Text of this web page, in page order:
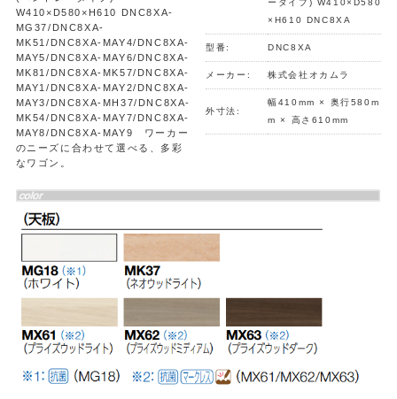
W410×D580×H610 DNC8XA-
MG37/DNC8XA-
MK51/DNC8XA-MAY4/DNC8XA-
MAY5/DNC8XA-MAY6/DNC8XA-
MK81/DNC8XA-MK57/DNC8XA-
MAY1/DNC8XA-MAY2/DNC8XA-
MAY3/DNC8XA-MH37/DNC8XA-
MK54/DNC8XA-MAY7/DNC8XA-
MAY8/DNC8XA-MAY9 ワーカー
のニーズに合わせて選べる、多彩
なワゴン。
×H610 DNC8XA
型番: DNC8XA
メーカー: 株式会社オカムラ
外寸法:
幅410mm × 奥行580m
m × 高さ610mm